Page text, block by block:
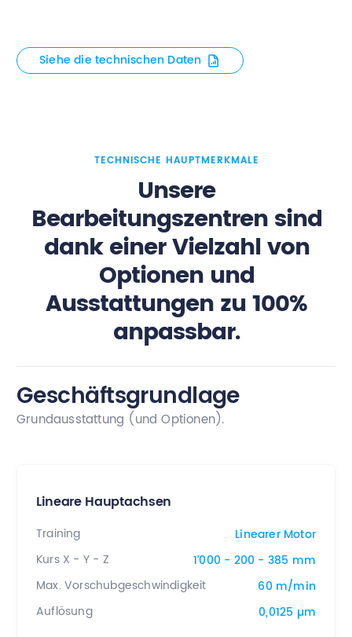
Siehe die technischen Daten
TECHNISCHE HAUPTMERKMALE
Unsere
Bearbeitungszentren sind
dank einer Vielzahl von
Optionen und
Ausstattungen zu 100%
anpassbar.
Geschäftsgrundlage
Grundausstattung (und Optionen).
Lineare Hauptachsen
Training
Linearer Motor
Kurs X - Y - Z
1’000 - 200 - 385 mm
Max. Vorschubgeschwindigkeit
60 m/min
Auflösung
0,0125 µm